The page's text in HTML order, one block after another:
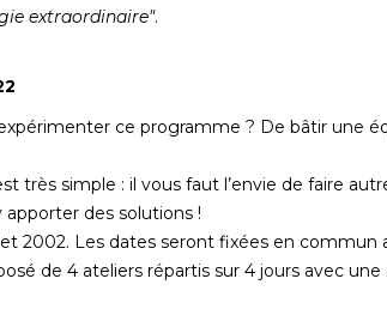
extraordinaire".
ce programme ? De bâtir une
très simple : il vous faut l’envie de faire
des solutions !
2002. Les dates seront fixées en commun
de 4 ateliers répartis sur 4 jours avec